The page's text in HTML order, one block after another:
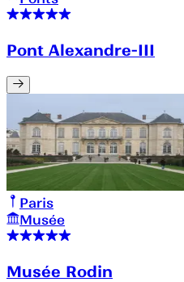
Pont Alexandre-III
Paris
Musée
Musée Rodin